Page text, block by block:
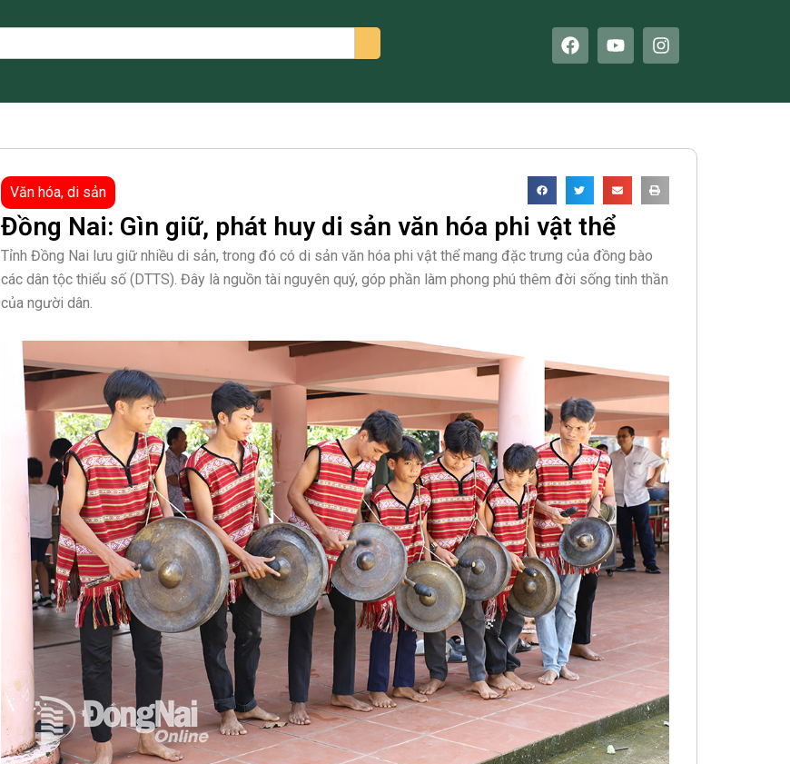
F
a
b
o
Y
o
u
e
I
n
a
r
m
Văn hóa, di sản
Đồng Nai: Gìn giữ, phát huy di sản văn hóa phi vật thể
Tỉnh Đồng Nai lưu giữ nhiều di sản, trong đó có di sản văn hóa phi vật thể mang đặc trưng của đồng bào
các dân tộc thiểu số (DTTS). Đây là nguồn tài nguyên quý, góp phần làm phong phú thêm đời sống tinh thần
của người dân.